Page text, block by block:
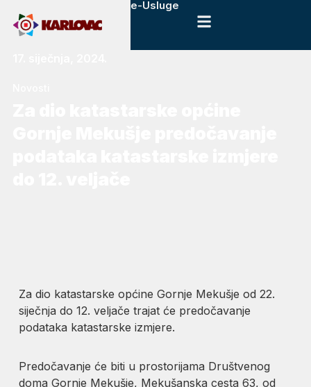
e-Usluge
Za dio katastarske općine Gornje Mekušje od 22.
siječnja do 12. veljače trajat će predočavanje
podataka katastarske izmjere.
Predočavanje će biti u prostorijama Društvenog
doma Gornje Mekušje, Mekušanska cesta 63, od